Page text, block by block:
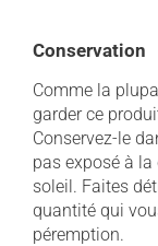
Conservation
Comme la
garder ce
Conservez-le
pas exposé à
soleil. Faites
quantité qui
péremption.